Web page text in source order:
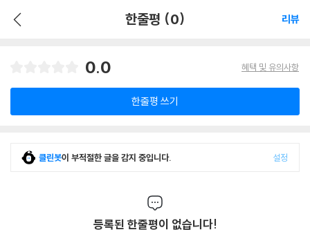
한줄평 (0) 리뷰
0.0 혜택 및 유의사항
한줄평 쓰기
클린봇이 부적절한 글을 감지 중입니다. 설정
등록된 한줄평이 없습니다!